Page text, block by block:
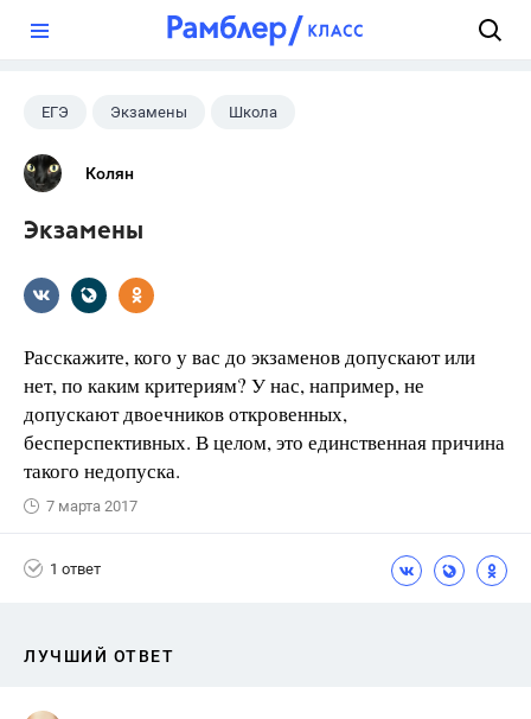
ЕГЭ Экзамены Школа
Колян
Экзамены
Расскажите, кого у вас до экзаменов допускают или
нет, по каким критериям? У нас, например, не
допускают двоечников откровенных,
бесперспективных. В целом, это единственная причина
такого недопуска.
7 марта 2017
1 ответ
ЛУЧШИЙ ОТВЕТ